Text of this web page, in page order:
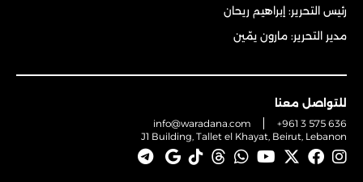
رئيس التحرير: إبراهيم ريحان
مدير التحرير: مارون يمّين
للتواصل معنا
info@waradana.com
+961 3 575 636
J1 Building, Tallet el Khayat, Beirut, Lebanon